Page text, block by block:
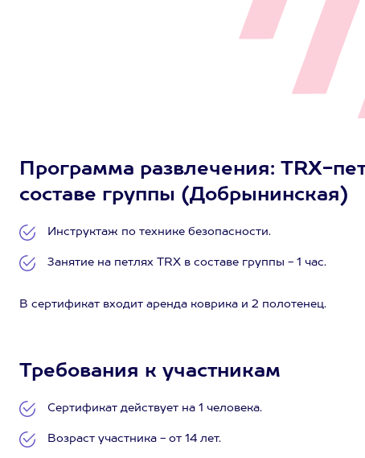
Программа развлечения: TRX-
составе группы (Добрынинская)
Инструктаж по технике безопасности.
Занятие на петлях TRX в составе группы - 1 час.
В сертификат входит аренда коврика и 2 полотенец.
Требования к участникам
Сертификат действует на 1 человека.
Возраст участника - от 14 лет.